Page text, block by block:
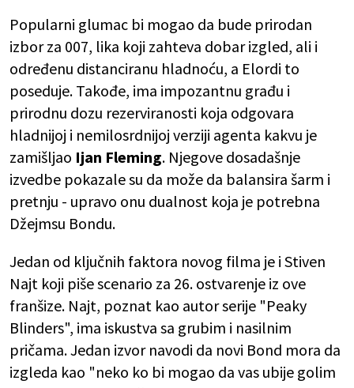
Popularni glumac bi mogao da bude prirodan
izbor za 007, lika koji zahteva dobar izgled, ali i
određenu distanciranu hladnoću, a Elordi to
poseduje. Takođe, ima impozantnu građu i
prirodnu dozu rezerviranosti koja odgovara
hladnijoj i nemilosrdnijoj verziji agenta kakvu je
zamišljao Ijan Fleming. Njegove dosadašnje
izvedbe pokazale su da može da balansira šarm i
pretnju - upravo onu dualnost koja je potrebna
Džejmsu Bondu.
Jedan od ključnih faktora novog filma je i Stiven
Najt koji piše scenario za 26. ostvarenje iz ove
franšize. Najt, poznat kao autor serije "Peaky
Blinders", ima iskustva sa grubim i nasilnim
pričama. Jedan izvor navodi da novi Bond mora da
izgleda kao "neko ko bi mogao da vas ubije golim